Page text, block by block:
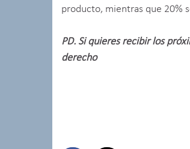
producto, mientras que 20%
PD. Si quieres recibir los
derecho